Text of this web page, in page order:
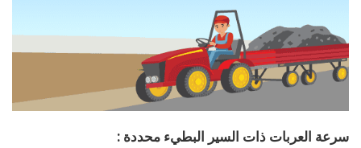
سرعة العربات ذات السير البطيء محددة :